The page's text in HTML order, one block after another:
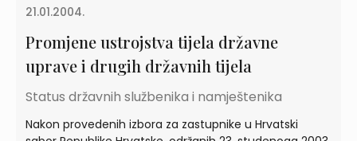
21.01.2004.
Promjene ustrojstva tijela državne
uprave i drugih državnih tijela
Status državnih službenika i namještenika
Nakon provedenih izbora za zastupnike u Hrvatski